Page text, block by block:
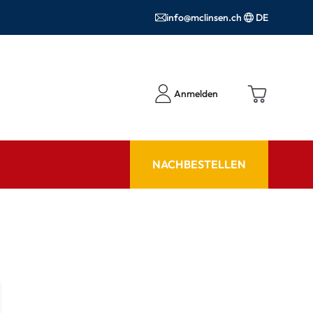
info@mclinsen.ch DE
Anmelden
NACHBESTELLEN